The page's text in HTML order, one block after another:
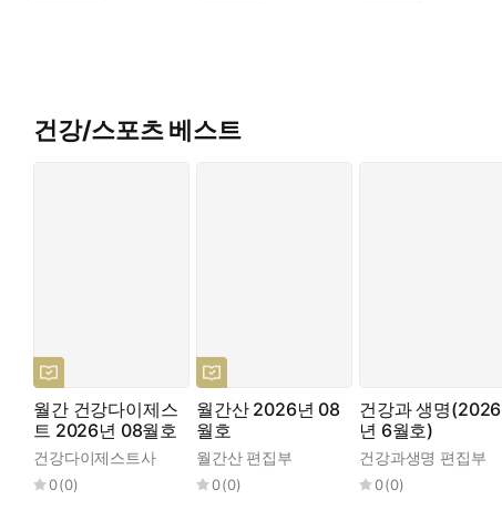
건강/스포츠 베스트
월간 건강다이제스
트 2026년 08월호
건강다이제스트사
0(0)
월간산 2026년 08
월호
월간산 편집부
0(0)
건강과 생명(2026
년 6월호)
건강과생명 편집부
0(0)